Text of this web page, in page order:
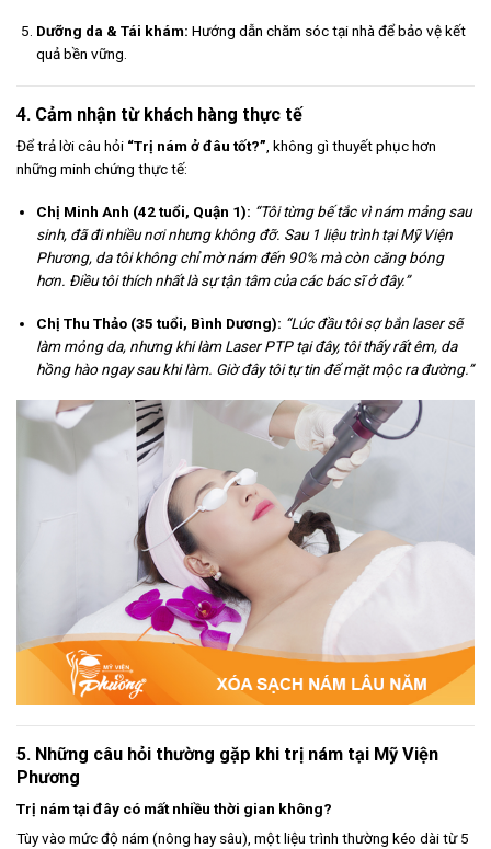
Dưỡng da & Tái khám: Hướng dẫn chăm sóc tại nhà để bảo vệ kết
quả bền vững.
4. Cảm nhận từ khách hàng thực tế
Để trả lời câu hỏi “Trị nám ở đâu tốt?” , không gì thuyết phục hơn
những minh chứng thực tế:
Chị Minh Anh (42 tuổi, Quận 1): “Tôi từng bế tắc vì nám mảng sau
sinh, đã đi nhiều nơi nhưng không đỡ. Sau 1 liệu trình tại Mỹ Viện
Phương, da tôi không chỉ mờ nám đến 90% mà còn căng bóng
hơn. Điều tôi thích nhất là sự tận tâm của các bác sĩ ở đây.”
Chị Thu Thảo (35 tuổi, Bình Dương): “Lúc đầu tôi sợ bắn laser sẽ
làm mỏng da, nhưng khi làm Laser PTP tại đây, tôi thấy rất êm, da
hồng hào ngay sau khi làm. Giờ đây tôi tự tin để mặt mộc ra đường.”
5. Những câu hỏi thường gặp khi trị nám tại Mỹ Viện
Phương
Trị nám tại đây có mất nhiều thời gian không?
Tùy vào mức độ nám (nông hay sâu), một liệu trình thường kéo dài từ 5